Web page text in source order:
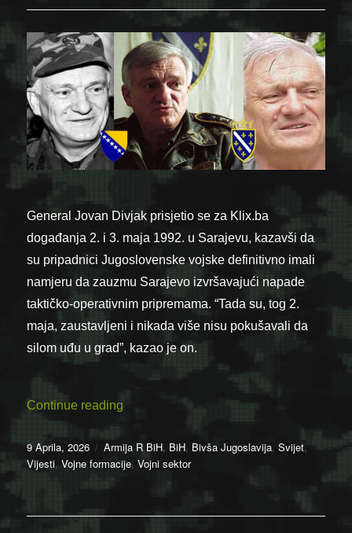
General Jovan Divjak prisjetio se za Klix.ba
događanja 2. i 3. maja 1992. u Sarajevu, kazavši da
su pripadnici Jugoslovenske vojske definitivno imali
namjeru da zauzmu Sarajevo izvršavajući napade
taktičko-operativnim pripremama. “Tada su, tog 2.
maja, zaustavljeni i nikada više nisu pokušavali da
silom uđu u grad”, kazao je on.
Continue reading “Jovan Divjak: Pokušali su nasilno da
Posted
on
9 Aprila, 2026 Categories
Armija R BiH, BiH, Bivša Jugoslavija,Svijet,
Vijesti,Vojne formacije,Vojni sektor